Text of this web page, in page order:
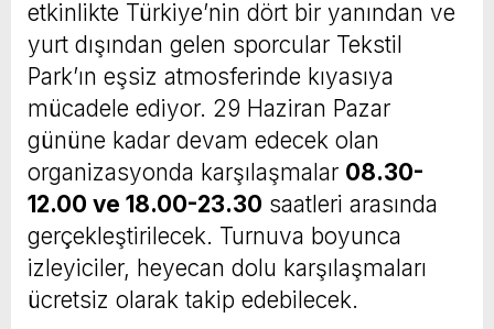
etkinlikte Türkiye’nin dört bir yanından ve
yurt dışından gelen sporcular Tekstil
Park’ın eşsiz atmosferinde kıyasıya
mücadele ediyor. 29 Haziran Pazar
gününe kadar devam edecek olan
organizasyonda karşılaşmalar 08.30-
12.00 ve 18.00-23.30 saatleri arasında
gerçekleştirilecek. Turnuva boyunca
izleyiciler, heyecan dolu karşılaşmaları
ücretsiz olarak takip edebilecek.